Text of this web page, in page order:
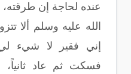
عنده لحاجة إن
الله عليه وسلم ألا
إني فقير لا شيء
فسكت ثم عاد ثانياً،